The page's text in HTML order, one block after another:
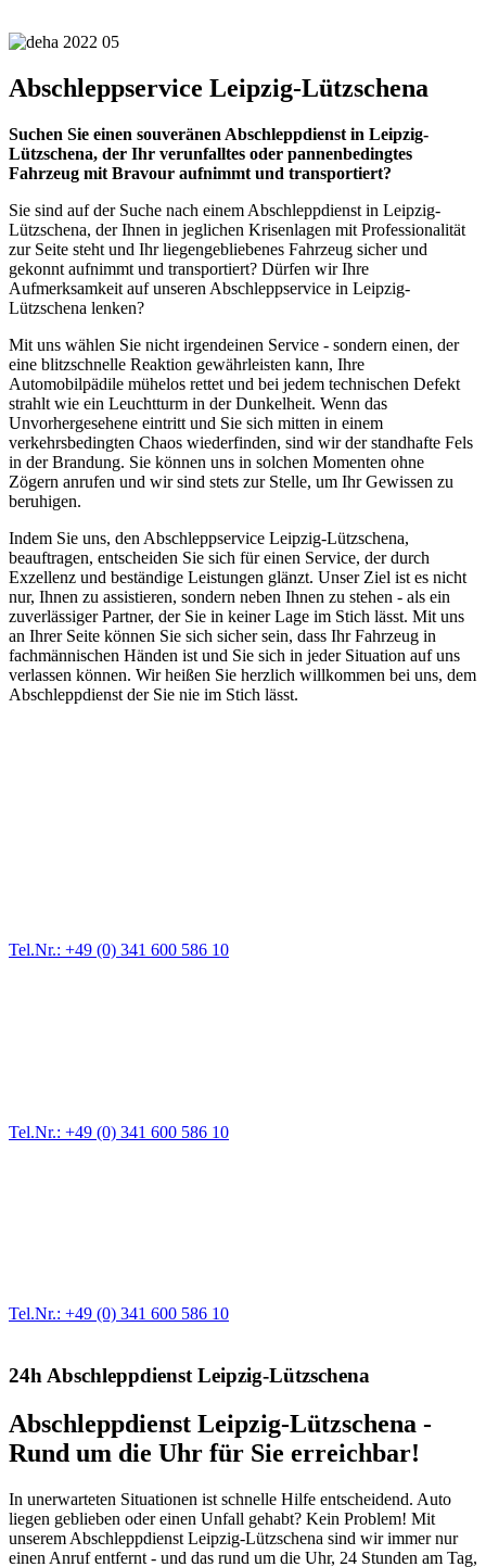
Abschleppservice Leipzig-Lützschena
Suchen Sie einen souveränen Abschleppdienst in Leipzig-
Lützschena, der Ihr verunfalltes oder pannenbedingtes
Fahrzeug mit Bravour aufnimmt und transportiert?
Sie sind auf der Suche nach einem Abschleppdienst in Leipzig-
Lützschena, der Ihnen in jeglichen Krisenlagen mit Professionalität
zur Seite steht und Ihr liegengebliebenes Fahrzeug sicher und
gekonnt aufnimmt und transportiert? Dürfen wir Ihre
Aufmerksamkeit auf unseren Abschleppservice in Leipzig-
Lützschena lenken?
Mit uns wählen Sie nicht irgendeinen Service - sondern einen, der
eine blitzschnelle Reaktion gewährleisten kann, Ihre
Automobilpädile mühelos rettet und bei jedem technischen Defekt
strahlt wie ein Leuchtturm in der Dunkelheit. Wenn das
Unvorhergesehene eintritt und Sie sich mitten in einem
verkehrsbedingten Chaos wiederfinden, sind wir der standhafte Fels
in der Brandung. Sie können uns in solchen Momenten ohne
Zögern anrufen und wir sind stets zur Stelle, um Ihr Gewissen zu
beruhigen.
Indem Sie uns, den Abschleppservice Leipzig-Lützschena,
beauftragen, entscheiden Sie sich für einen Service, der durch
Exzellenz und beständige Leistungen glänzt. Unser Ziel ist es nicht
nur, Ihnen zu assistieren, sondern neben Ihnen zu stehen - als ein
zuverlässiger Partner, der Sie in keiner Lage im Stich lässt. Mit uns
an Ihrer Seite können Sie sich sicher sein, dass Ihr Fahrzeug in
fachmännischen Händen ist und Sie sich in jeder Situation auf uns
verlassen können. Wir heißen Sie herzlich willkommen bei uns, dem
Abschleppdienst der Sie nie im Stich lässt.
Tel.Nr.: +49 (0) 341 600 586 10
Tel.Nr.: +49 (0) 341 600 586 10
Tel.Nr.: +49 (0) 341 600 586 10
24h Abschleppdienst Leipzig-Lützschena
Abschleppdienst Leipzig-Lützschena -
Rund um die Uhr für Sie erreichbar!
In unerwarteten Situationen ist schnelle Hilfe entscheidend. Auto
liegen geblieben oder einen Unfall gehabt? Kein Problem! Mit
unserem Abschleppdienst Leipzig-Lützschena sind wir immer nur
einen Anruf entfernt - und das rund um die Uhr, 24 Stunden am Tag,